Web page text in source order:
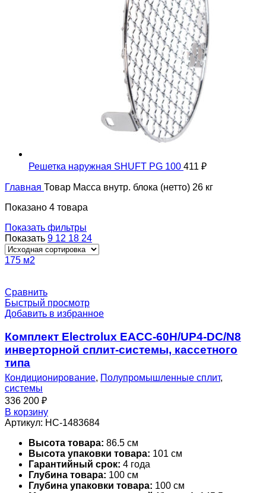
Решетка наружная SHUFT PG 100 411 ₽
Главная Товар Масса внутр. блока (нетто) 26 кг
Показано 4 товара
Показать фильтры
Показать 9 12 18 24
175 м2
Сравнить
Быстрый просмотр
Добавить в избранное
Комплект Electrolux EACC-60H/UP4-DC/N8
инверторной сплит-системы, кассетного
типа
Кондиционирование, Полупромышленные сплит,
системы
336 200 ₽
В корзину
Артикул: НС-1483684
Высота товара: 86.5 см
Высота упаковки товара: 101 см
Гарантийный срок: 4 года
Глубина товара: 100 см
Глубина упаковки товара: 100 см